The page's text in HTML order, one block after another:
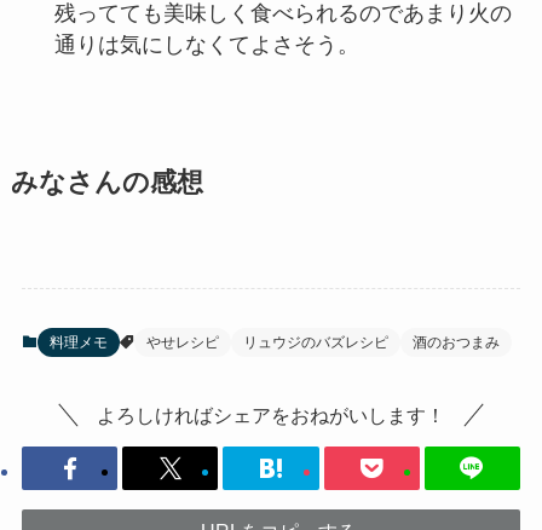
残ってても美味しく食べられるのであまり火の
通りは気にしなくてよさそう。
みなさんの感想
料理メモ やせレシピ リュウジのバズレシピ 酒のおつまみ
よろしければシェアをおねがいします！